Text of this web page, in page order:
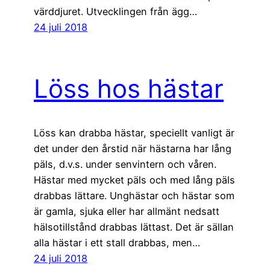
värddjuret. Utvecklingen från ägg…
24 juli 2018
Löss hos hästar
Löss kan drabba hästar, speciellt vanligt är
det under den årstid när hästarna har lång
päls, d.v.s. under senvintern och våren.
Hästar med mycket päls och med lång päls
drabbas lättare. Unghästar och hästar som
är gamla, sjuka eller har allmänt nedsatt
hälsotillstånd drabbas lättast. Det är sällan
alla hästar i ett stall drabbas, men…
24 juli 2018